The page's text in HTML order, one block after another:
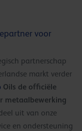
voor
partnerschap
markt verder
Oils de officiële
metaalbewerking
uit van onze
en ondersteuning